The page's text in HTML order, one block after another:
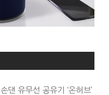
댄 유무선 공유기 ‘온허브’